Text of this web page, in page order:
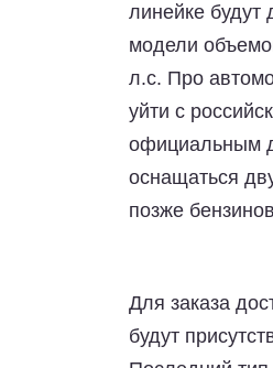
линейке будут
модели
л.с. Про
уйти с
официальным
оснащаться
позже
Для заказа
будут